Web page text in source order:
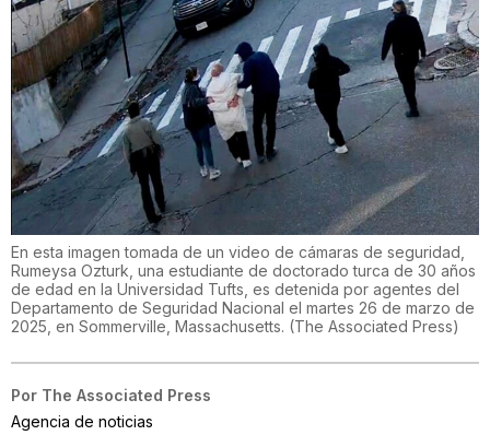
En esta imagen tomada de un video de cámaras de seguridad,
Rumeysa Ozturk, una estudiante de doctorado turca de 30 años
de edad en la Universidad Tufts, es detenida por agentes del
Departamento de Seguridad Nacional el martes 26 de marzo de
2025, en Sommerville, Massachusetts. (The Associated Press)
Por The Associated Press
Agencia de noticias